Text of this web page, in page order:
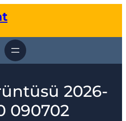
2026-
090702